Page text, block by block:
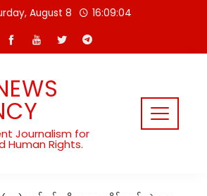
August 8 16:09:05
Journalism for
Human Rights.